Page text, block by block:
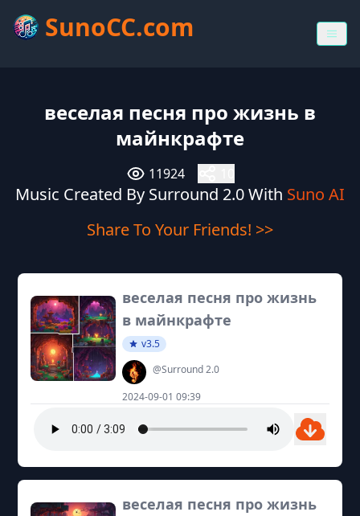
SunoCC.com
веселая песня про жизнь в
майнкрафте
11924
Music Created By Surround 2.0 With Suno AI
Share To Your Friends! >>
веселая песня про жизнь
в майнкрафте
v3.5
@Surround 2.0
2024-09-01 09:39
веселая песня про жизнь